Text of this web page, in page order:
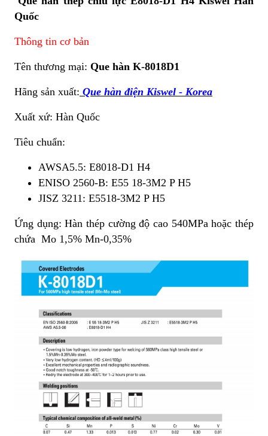
Quốc
Thông tin cơ bản
Tên thương mại: Que hàn K-8018D1
Hãng sản xuất: Que hàn điện Kiswel - Korea
Xuất xứ: Hàn Quốc
Tiêu chuẩn:
AWSA5.5: E8018-D1 H4
ENISO 2560-B: E55 18-3M2 P H5
JISZ 3211: E5518-3M2 P H5
Ứng dụng: Hàn thép cường độ cao 540MPa hoặc thép
chứa Mo 1,5% Mn-0,35%